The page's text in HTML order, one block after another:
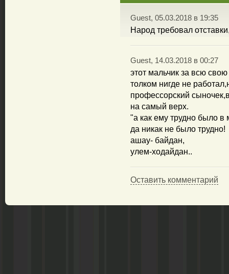
Guest, 05.03.2018 в 19:35
Народ требовал
Guest, 14.03.2018 в 00:27
этот мальчик за всю
толком нигде не
профессорский
на самый верх.
"а как ему трудно было в
да никак не было трудно!
ашау- байдан,
улем-ходайдан..
Оставить комментарий